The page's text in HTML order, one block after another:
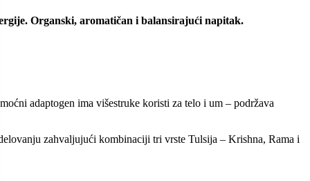
Organski, aromatičan i balansirajući napitak.
adaptogen ima višestruke koristi za telo i um – podržava
zahvaljujući kombinaciji tri vrste Tulsija – Krishna, Rama i